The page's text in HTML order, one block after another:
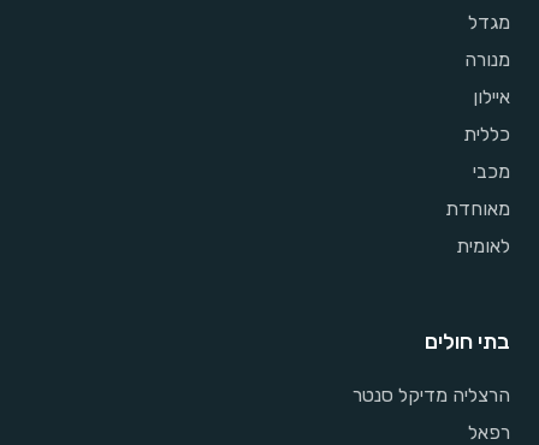
מגדל
מנורה
איילון
כללית
מכבי
מאוחדת
לאומית
בתי חולים
הרצליה מדיקל סנטר
רפאל